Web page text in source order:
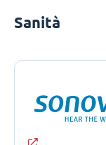
Sanità